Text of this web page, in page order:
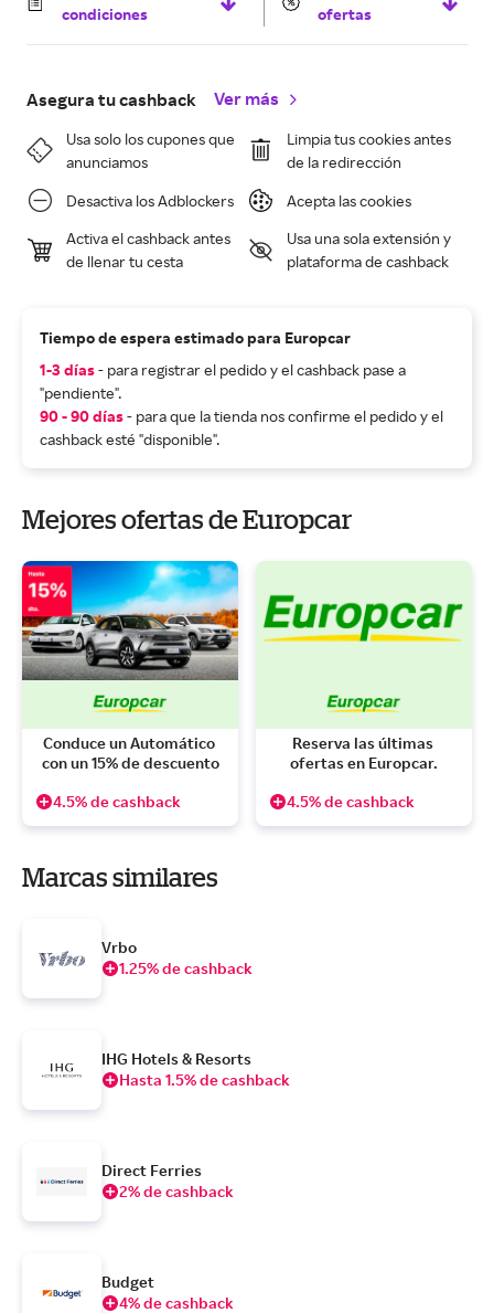
condiciones
ofertas
Asegura tu cashback Ver más
Usa solo los cupones que
anunciamos
Limpia tus cookies antes
de la redirección
Desactiva los Adblockers Acepta las cookies
Activa el cashback antes
de llenar tu cesta
Usa una sola extensión y
plataforma de cashback
Tiempo de espera estimado para Europcar
1-3 días- para registrar el pedido y el cashback pase a
"pendiente".
90 - 90 días- para que la tienda nos confirme el pedido y el
cashback esté "disponible".
Mejores ofertas de Europcar
Conduce un Automático
con un 15% de descuento
4.5% de cashback
Reserva las últimas
ofertas en Europcar.
4.5% de cashback
Marcas similares
Vrbo
1.25% de cashback
IHG Hotels & Resorts
Hasta 1.5% de cashback
Direct Ferries
2% de cashback
Budget
4% de cashback